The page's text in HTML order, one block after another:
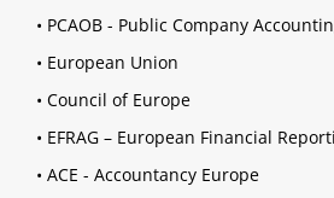
• PCAOB - Public Company
• European Union
• Council of Europe
• EFRAG – European Financial
• ACE - Accountancy Europe